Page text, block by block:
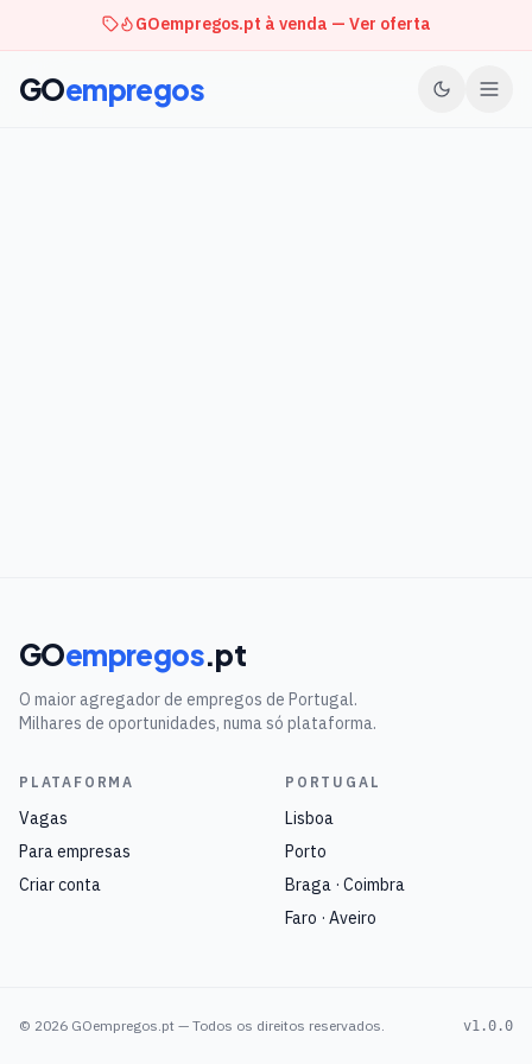
GOempregos.pt à venda — Ver oferta
GOempregos
GOempregos.pt
O maior agregador de empregos de Portugal.
Milhares de oportunidades, numa só plataforma.
PLATAFORMA
Vagas
Para empresas
Criar conta
PORTUGAL
Lisboa
Porto
Braga · Coimbra
Faro · Aveiro
© 2026 GOempregos.pt — Todos os direitos reservados. v1.0.0